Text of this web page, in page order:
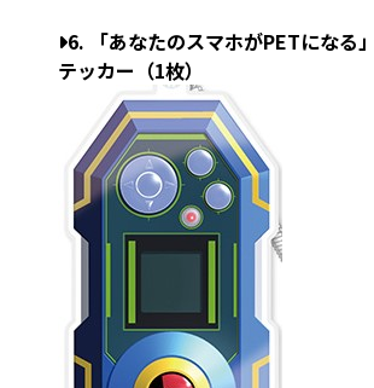
6. 「あなたのスマホがPETになる
テッカー（1枚）